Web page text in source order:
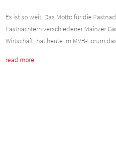
Es ist so weit: Das Motto für die
Fastnachtern verschiedener Mainzer
Wirtschaft, hat heute im MVB-Forum
read more